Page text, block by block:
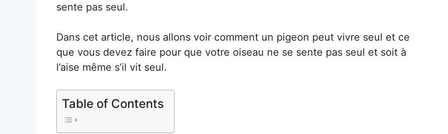
sente pas seul.
Dans cet article, nous allons voir comment un pigeon peut vivre seul et ce
que vous devez faire pour que votre oiseau ne se sente pas seul et soit à
l’aise même s’il vit seul.
Table of Contents